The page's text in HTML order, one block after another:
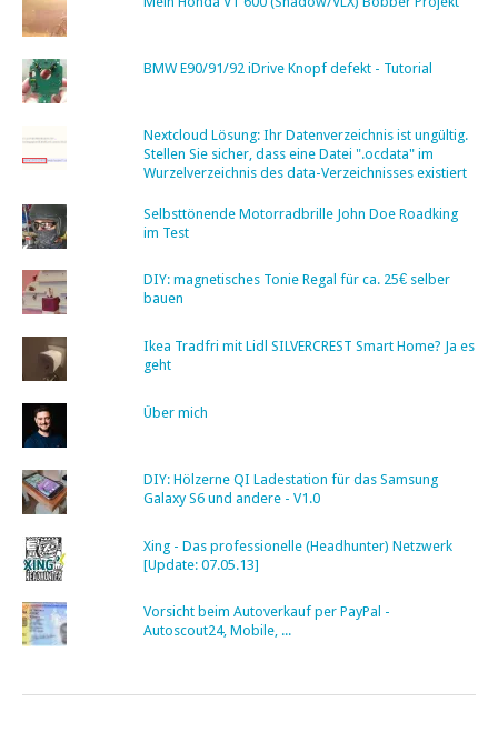
BMW E90/91/92 iDrive Knopf defekt - Tutorial
Nextcloud Lösung: Ihr Datenverzeichnis ist ungültig.
Stellen Sie sicher, dass eine Datei ".ocdata" im
Wurzelverzeichnis des data-Verzeichnisses existiert
Selbsttönende Motorradbrille John Doe Roadking
im Test
DIY: magnetisches Tonie Regal für ca. 25€ selber
bauen
Ikea Tradfri mit Lidl SILVERCREST Smart Home? Ja es
geht
Über mich
DIY: Hölzerne QI Ladestation für das Samsung
Galaxy S6 und andere - V1.0
Xing - Das professionelle (Headhunter) Netzwerk
[Update: 07.05.13]
Vorsicht beim Autoverkauf per PayPal -
Autoscout24, Mobile, ...